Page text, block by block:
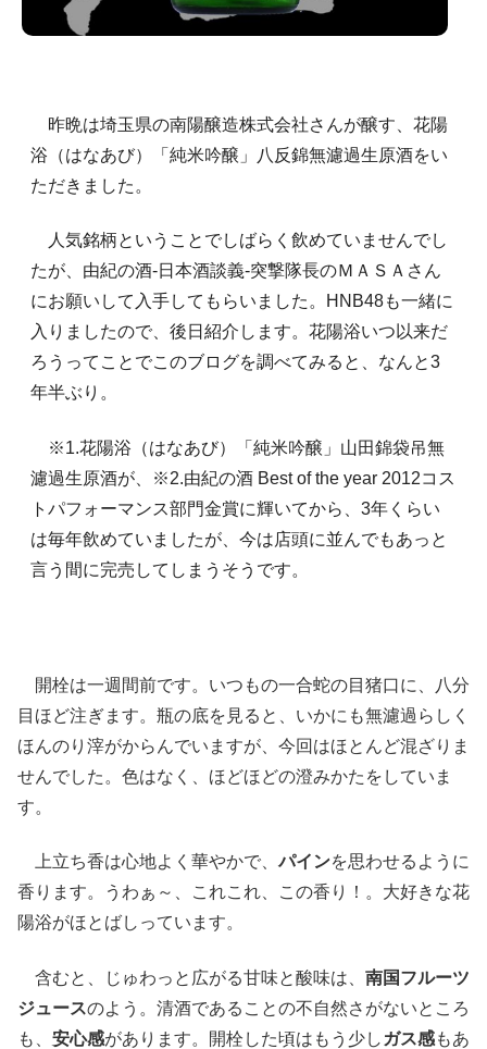
昨晩は埼玉県の南陽醸造株式会社さんが醸す、花陽
浴（はなあび）「純米吟醸」八反錦無濾過生原酒をい
ただきました。
人気銘柄ということでしばらく飲めていませんでし
たが、由紀の酒-日本酒談義-突撃隊長のＭＡＳＡさん
にお願いして入手してもらいました。HNB48も一緒に
入りましたので、後日紹介します。花陽浴いつ以来だ
ろうってことでこのブログを調べてみると、なんと3
年半ぶり。
※1.花陽浴（はなあび）「純米吟醸」山田錦袋吊無
濾過生原酒が、※2.由紀の酒 Best of the year 2012コス
トパフォーマンス部門金賞に輝いてから、3年くらい
は毎年飲めていましたが、今は店頭に並んでもあっと
言う間に完売してしまうそうです。
開栓は一週間前です。いつもの一合蛇の目猪口に、八分
目ほど注ぎます。瓶の底を見ると、いかにも無濾過らしく
ほんのり滓がからんでいますが、今回はほとんど混ざりま
せんでした。色はなく、ほどほどの澄みかたをしていま
す。
上立ち香は心地よく華やかで、パインを思わせるように
香ります。うわぁ～、これこれ、この香り！。大好きな花
陽浴がほとばしっています。
含むと、じゅわっと広がる甘味と酸味は、 南国フルーツ
ジュースのよう。清酒であることの不自然さがないところ
も、 安心感があります。開栓した頃はもう少し ガス感もあ